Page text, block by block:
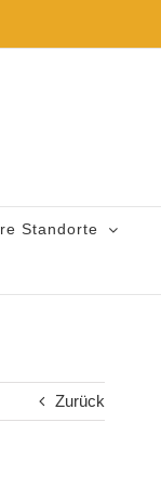
Standorte
Zurück